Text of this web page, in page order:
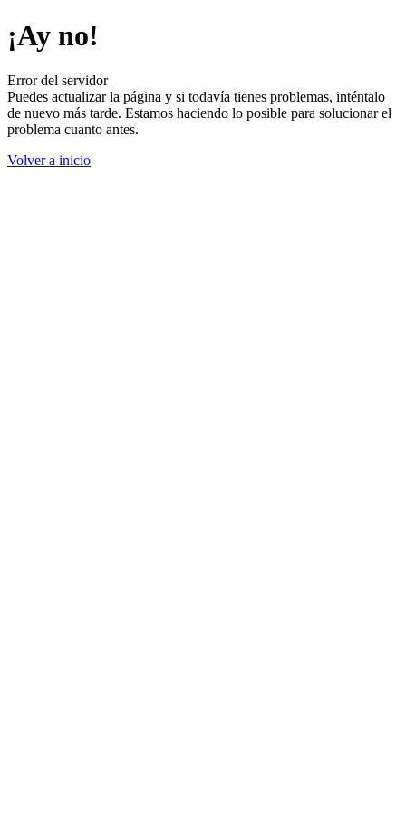
¡Ay no!
Error del servidor
Puedes actualizar la página y si todavía tienes problemas, inténtalo
de nuevo más tarde. Estamos haciendo lo posible para solucionar el
problema cuanto antes.
Volver a inicio